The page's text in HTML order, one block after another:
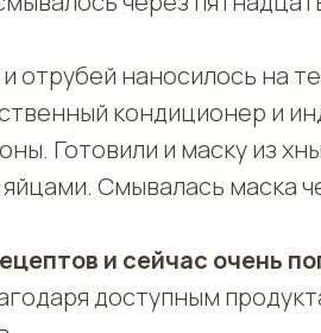
отрубей наносилось на
кондиционер и
Готовили и маску из
Смывалась маска
и сейчас очень
доступным